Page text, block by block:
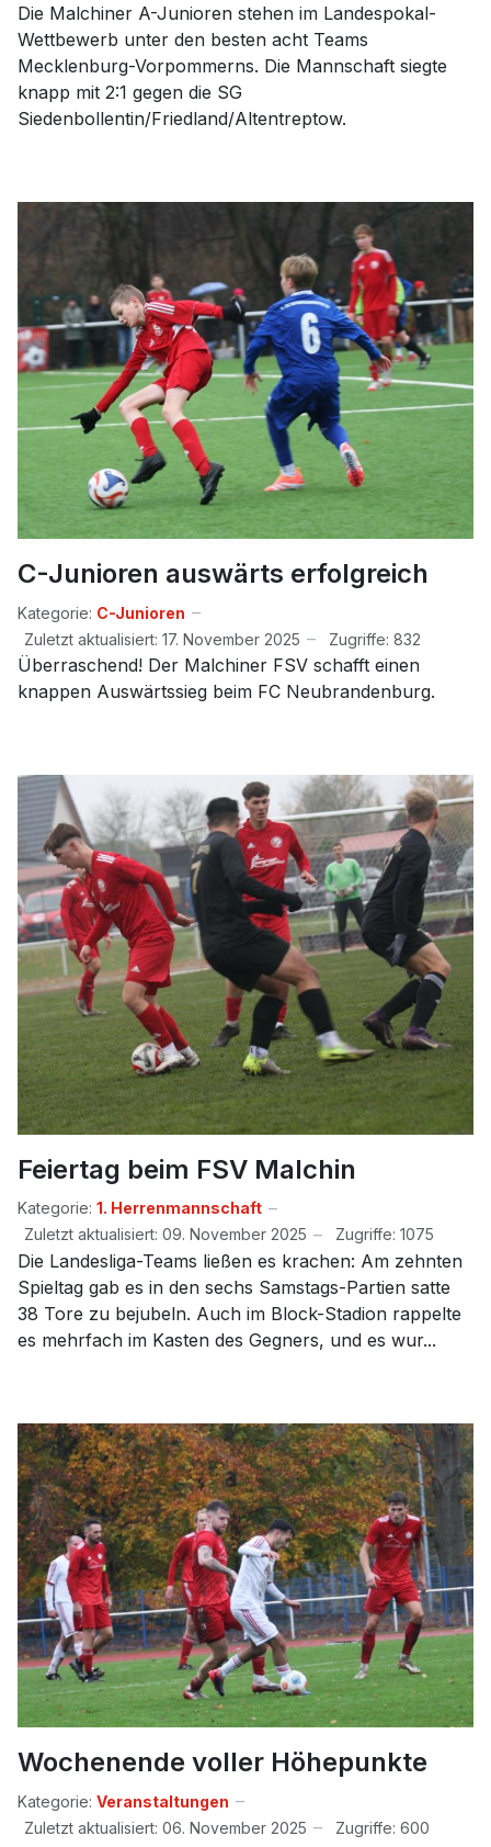
Die Malchiner A-Junioren stehen im Landespokal-
Wettbewerb unter den besten acht Teams
Mecklenburg-Vorpommerns. Die Mannschaft siegte
knapp mit 2:1 gegen die SG
Siedenbollentin/Friedland/Altentreptow.
C-Junioren auswärts erfolgreich
Kategorie: C-Junioren
Zuletzt aktualisiert: 17. November 2025
Zugriffe: 832
Überraschend! Der Malchiner FSV schafft einen
knappen Auswärtssieg beim FC Neubrandenburg.
Feiertag beim FSV Malchin
Kategorie: 1. Herrenmannschaft
Zuletzt aktualisiert: 09. November 2025
Zugriffe: 1075
Die Landesliga-Teams ließen es krachen: Am zehnten
Spieltag gab es in den sechs Samstags-Partien satte
38 Tore zu bejubeln. Auch im Block-Stadion rappelte
es mehrfach im Kasten des Gegners, und es wur...
Wochenende voller Höhepunkte
Kategorie: Veranstaltungen
Zuletzt aktualisiert: 06. November 2025
Zugriffe: 600